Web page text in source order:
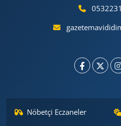
Nöbetçi Eczaneler